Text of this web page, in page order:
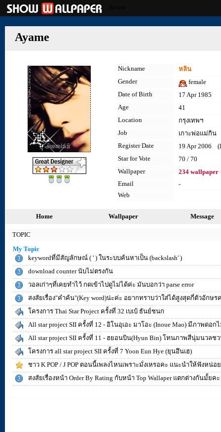
Ayame
Nickname
หลิน
Gender
female
Date of Birth
17 Apr 1985
Age
41
Location
กรุงเทพฯ
Job
เกาะพ่อแม่กิน
Register Date
19 Apr 2006
Star for Vote
70 / 70
Wallpaper
234 wallpaper
Email
-
Web
Home Wallpaper Message
TOPIC
My Topic
keywordที่มีสัญลักษณ์ ( ' ) ในระบบค้นหาเป็น (backslash' )
download counter นับไม่ตรงกัน
วอลเก่าๆที่เคยทำไว้ กดเข้าไปดูไม่ได้ค่ะ มันบอกว่า parse error
สงสัยเรื่อง"คำค้น"(Key word)น่ะค่ะ อยากทราบว่าใส่ได้สูงสุดกี่ตัวอักษร
โครงการ Thai Star Project ครั้งที่ 32 เบเบ้ ธันย์ชนก
All star project SII ครั้งที่ 12 - อิโนอุเอะ มาโอะ (Inoue Mao) มีภาพดอ
All star project SII ครั้งที่ 11 - ฮยอนบิน(Hyun Bin) โทนภาพสีนุ่มนวลช
โครงการ all star project SII ครั้งที่ 7 Yoon Eun Hye (ยุนอึนเฮ)
ชาว K POP / J POP ตอนนี้เพลงไหนเพราะมั่งเหรอคะ แนะนำให้ฟังหน่อ
สงสัยเรื่องหน้า Order By Rating กับหน้า Top Wallaper แตกต่างกันมั้ยคะ